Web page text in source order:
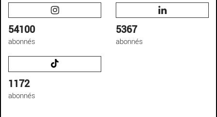
54100
abonnés
5367
abonnés
1172
abonnés